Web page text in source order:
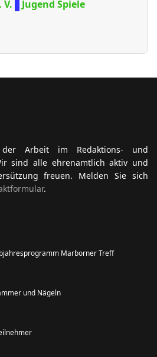
V.
Jugend Spiele
Arbeit im Redaktions- und
sind alle ehrenamtlich aktiv und
freuen. Melden Sie sich
.
Marborner Treff
und Nägeln